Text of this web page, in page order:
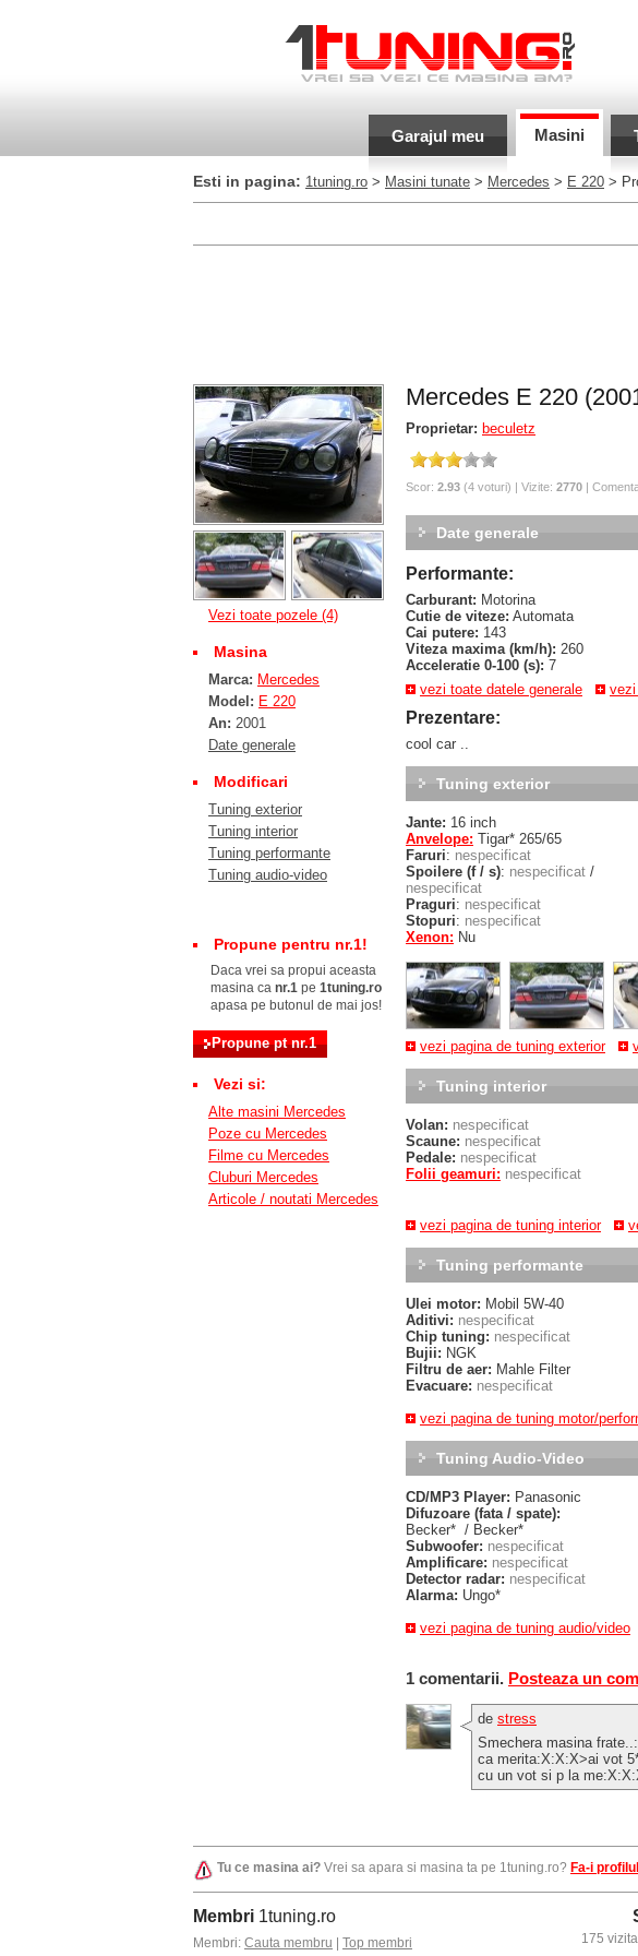
Garajul meu Masini
Esti in pagina: 1tuning.ro > Masini tunate > Mercedes > E 220 >
Vezi toate pozele (4)
Masina
Marca: Mercedes
Model: E 220
An: 2001
Date generale
Modificari
Tuning exterior
Tuning interior
Tuning performante
Tuning audio-video
Propune pentru nr.1!
Daca vrei sa propui aceasta
masina ca nr.1 pe 1tuning.ro
apasa pe butonul de mai jos!
Vezi si:
Alte masini Mercedes
Poze cu Mercedes
Filme cu Mercedes
Cluburi Mercedes
Articole / noutati Mercedes
Mercedes E 220
Proprietar: beculetz
Scor: 2.93 (4 voturi) | Vizite: 2770 |
Date generale
Performante:
Carburant: Motorina
Cutie de viteze: Automata
Cai putere: 143
Viteza maxima (km/h): 260
Acceleratie 0-100 (s): 7
vezi toate datele generale
Prezentare:
cool car ..
Tuning exterior
Jante: 16 inch
Anvelope: Tigar* 265/65
Faruri: nespecificat
Spoilere (f / s): nespecificat /
nespecificat
Praguri: nespecificat
Stopuri: nespecificat
Xenon: Nu
vezi pagina de tuning exterior
Tuning interior
Volan: nespecificat
Scaune: nespecificat
Pedale: nespecificat
Folii geamuri: nespecificat
vezi pagina de tuning interior
Tuning performante
Ulei motor: Mobil 5W-40
Aditivi: nespecificat
Chip tuning: nespecificat
Bujii: NGK
Filtru de aer: Mahle Filter
Evacuare: nespecificat
vezi pagina de tuning motor/
Tuning Audio-Video
CD/MP3 Player: Panasonic
Difuzoare (fata / spate):
Becker* / Becker*
Subwoofer: nespecificat
Amplificare: nespecificat
Detector radar: nespecificat
Alarma: Ungo*
vezi pagina de tuning audio/video
1 comentarii. Posteaza un
de stress
Smechera masina
ca merita:X:X:X>ai vot
cu un vot si p la
Tu ce masina ai? Vrei sa apara si masina ta pe 1tuning.ro? Fa-i
Membri 1tuning.ro
Membri: Cauta membru Top membri 175